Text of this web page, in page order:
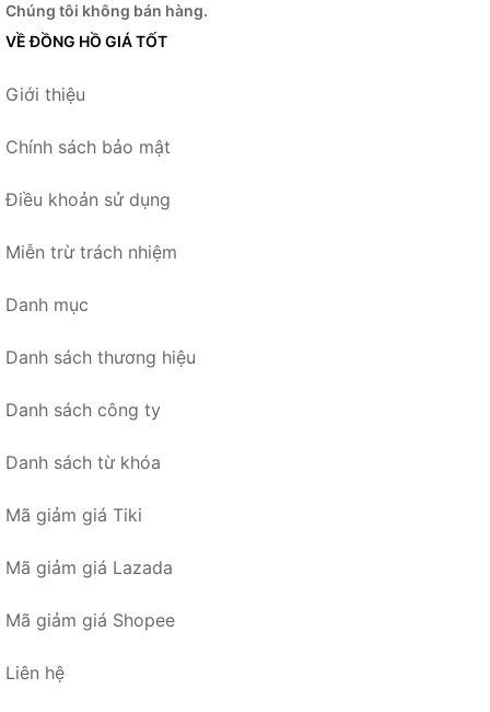
Chúng tôi không bán hàng.
VỀ ĐỒNG HỒ GIÁ TỐT
Giới thiệu
Chính sách bảo mật
Điều khoản sử dụng
Miễn trừ trách nhiệm
Danh mục
Danh sách thương hiệu
Danh sách công ty
Danh sách từ khóa
Mã giảm giá Tiki
Mã giảm giá Lazada
Mã giảm giá Shopee
Liên hệ